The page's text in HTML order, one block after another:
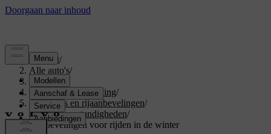
Support/
Alle auto's/
V60 2026
Gebruikershandleiding/
Scenario's en rijaanbevelingen/
Koude omstandigheden/
Aanbevelingen voor rijden in de winter